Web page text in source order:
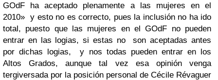
GOdF ha aceptado plenamente a las mujeres en el
2010» y esto no es correcto, pues la inclusión no ha ido
total, puesto que las mujeres en el GOdF no pueden
entrar en las logias, si estas no son aceptadas antes
por dichas logias, y nos todas pueden entrar en los
Altos Grados, aunque tal vez esa opinión venga
tergiversada por la posición personal de Cécile Révaguer